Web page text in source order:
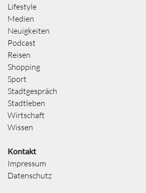
Lifestyle
Medien
Neuigkeiten
Podcast
Reisen
Shopping
Sport
Stadtgespräch
Stadtleben
Wirtschaft
Wissen
Kontakt
Impressum
Datenschutz